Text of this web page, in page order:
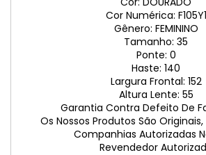
Cor Numérica: F105Y1
Gênero: FEMININO
Tamanho: 35
Ponte: 0
Haste: 140
Largura Frontal: 152
Altura Lente: 55
Garantia Contra Defeito De
Os Nossos Produtos São
Companhias Autorizadas
Revendedor